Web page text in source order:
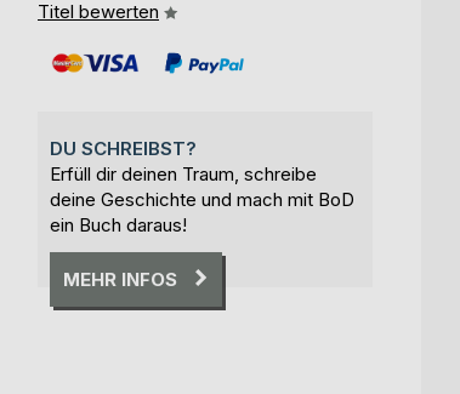
Titel bewerten
DU SCHREIBST?
Erfüll dir deinen Traum, schreibe
deine Geschichte und mach mit BoD
ein Buch daraus!
MEHR INFOS